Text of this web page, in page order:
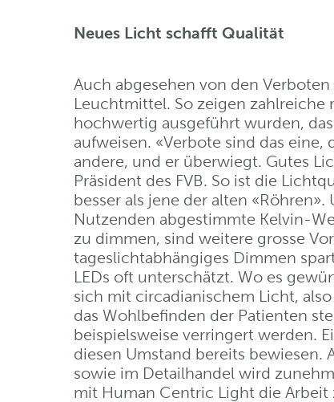
Neues Licht schafft Qualität
Auch abgesehen von den
Leuchtmittel. So zeigen zahlreiche
hochwertig ausgeführt wurden,
aufweisen. «Verbote sind das
andere, und er überwiegt. Gutes
Präsident des FVB. So ist die
besser als jene der alten
Nutzenden abgestimmte Kelvin-
zu dimmen, sind weitere grosse
tageslichtabhängiges Dimmen
LEDs oft unterschätzt. Wo es
sich mit circadianischem Licht,
das Wohlbefinden der Patienten
beispielsweise verringert werden.
diesen Umstand bereits
sowie im Detailhandel wird
mit Human Centric Light die Arbeit